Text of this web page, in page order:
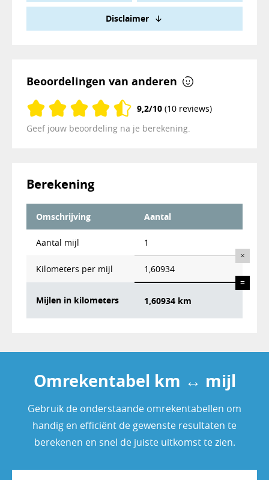
Berekening
Omschrijving Aantal
Aantal mijl 1
Kilometers per mijl
×
1,60934
Mijlen in kilometers
=
1,60934 km
Disclaimer
Beoordelingen van anderen
9,2/10 (10 reviews)
Geef jouw beoordeling na je berekening.
Omrekentabel km ↔ mijl
Gebruik de onderstaande omrekentabellen om
handig en efficiënt de gewenste resultaten te
berekenen en snel de juiste uitkomst te zien.